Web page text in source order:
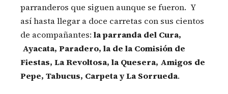
parranderos que siguen aunque se fueron. Y
así hasta llegar a doce carretas con sus cientos
de acompañantes: la parranda del Cura,
Ayacata, Paradero, la de la Comisión de
Fiestas, La Revoltosa, la Quesera, Amigos de
Pepe, Tabucus, Carpeta y La Sorrueda.